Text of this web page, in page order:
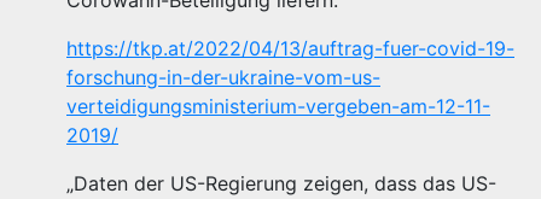
https://tkp.at/2022/04/13/auftrag-fuer-covid-19-
forschung-in-der-ukraine-vom-us-
verteidigungsministerium-vergeben-am-12-11-
2019/
„Daten der US-Regierung zeigen, dass das US-